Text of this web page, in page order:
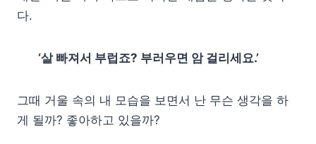
다.
‘살 빠져서 부럽죠? 부러우면 암 걸리세요.’
그때 거울 속의 내 모습을 보면서 난 무슨 생각을 하
게 될까? 좋아하고 있을까?